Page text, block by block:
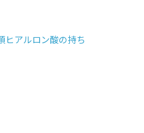
ヒアルロン酸の持ち